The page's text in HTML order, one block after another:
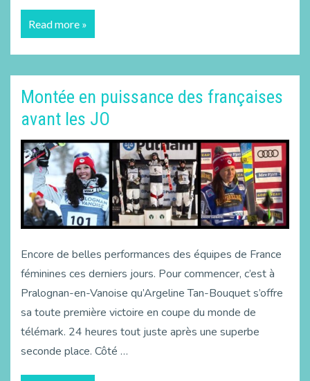
Read more »
Montée en puissance des françaises
avant les JO
Encore de belles performances des équipes de France
féminines ces derniers jours. Pour commencer, c’est à
Pralognan-en-Vanoise qu’Argeline Tan-Bouquet s’offre
sa toute première victoire en coupe du monde de
télémark. 24 heures tout juste après une superbe
seconde place. Côté …